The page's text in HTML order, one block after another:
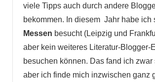
viele Tipps auch durch andere
bekommen. In diesem Jahr habe ich
Messen besucht (Leipzig und
aber kein weiteres Literatur-Blogger-
besuchen können. Das fand ich zwar
aber ich finde mich inzwischen ganz